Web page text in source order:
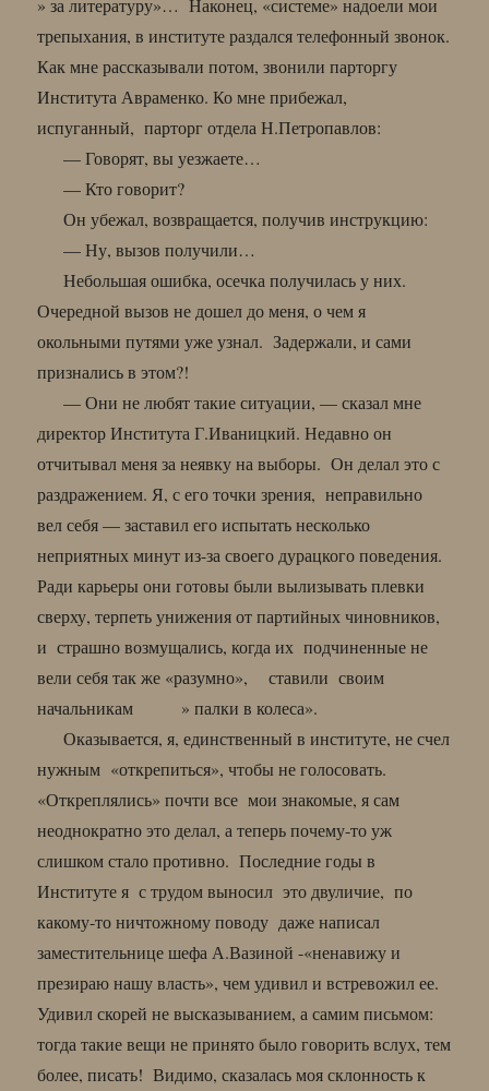
» за литературу»… Наконец, «системе» надоели мои
трепыхания, в институте раздался телефонный звонок.
Как мне рассказывали потом, звонили парторгу
Института Авраменко. Ко мне прибежал,
испуганный, парторг отдела Н.Петропавлов:
— Говорят, вы уезжаете…
— Кто говорит?
Он убежал, возвращается, получив инструкцию:
— Ну, вызов получили…
Небольшая ошибка, осечка получилась у них.
Очередной вызов не дошел до меня, о чем я
окольными путями уже узнал. Задержали, и сами
признались в этом?!
— Они не любят такие ситуации, — сказал мне
директор Института Г.Иваницкий. Недавно он
отчитывал меня за неявку на выборы. Он делал это с
раздражением. Я, с его точки зрения, неправильно
вел себя — заставил его испытать несколько
неприятных минут из-за своего дурацкого поведения.
Ради карьеры они готовы были вылизывать плевки
сверху, терпеть унижения от партийных чиновников,
и страшно возмущались, когда их подчиненные не
вели себя так же «разумно», ставили своим
начальникам » палки в колеса».
Оказывается, я, единственный в институте, не счел
нужным «открепиться», чтобы не голосовать.
«Откреплялись» почти все мои знакомые, я сам
неоднократно это делал, а теперь почему-то уж
слишком стало противно. Последние годы в
Институте я с трудом выносил это двуличие, по
какому-то ничтожному поводу даже написал
заместительнице шефа А.Вазиной -«ненавижу и
презираю нашу власть», чем удивил и встревожил ее.
Удивил скорей не высказыванием, а самим письмом:
тогда такие вещи не принято было говорить вслух, тем
более, писать! Видимо, сказалась моя склонность к